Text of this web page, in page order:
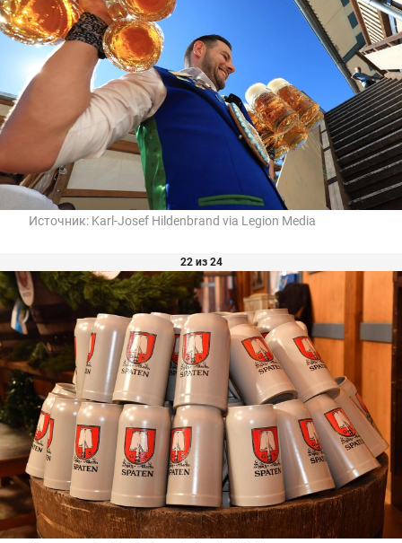
Источник: Karl-Josef Hildenbrand via Legion Media
22 из 24